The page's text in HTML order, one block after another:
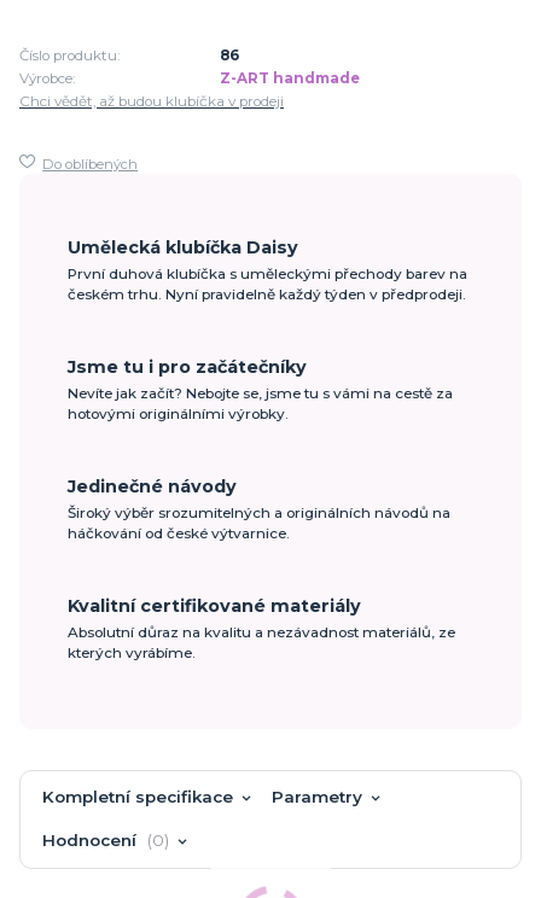
Číslo produktu:
86
Výrobce:
Z-ART handmade
Chci vědět, až budou klubíčka v prodeji
Do oblíbených
Umělecká klubíčka Daisy
První duhová klubíčka s uměleckými přechody barev na
českém trhu. Nyní pravidelně každý týden v předprodeji.
Jsme tu i pro začátečníky
Nevíte jak začít? Nebojte se, jsme tu s vámi na cestě za
hotovými originálními výrobky.
Jedinečné návody
Široký výběr srozumitelných a originálních návodů na
háčkování od české výtvarnice.
Kvalitní certifikované materiály
Absolutní důraz na kvalitu a nezávadnost materiálů, ze
kterých vyrábíme.
Kompletní specifikace Parametry
Hodnocení 0